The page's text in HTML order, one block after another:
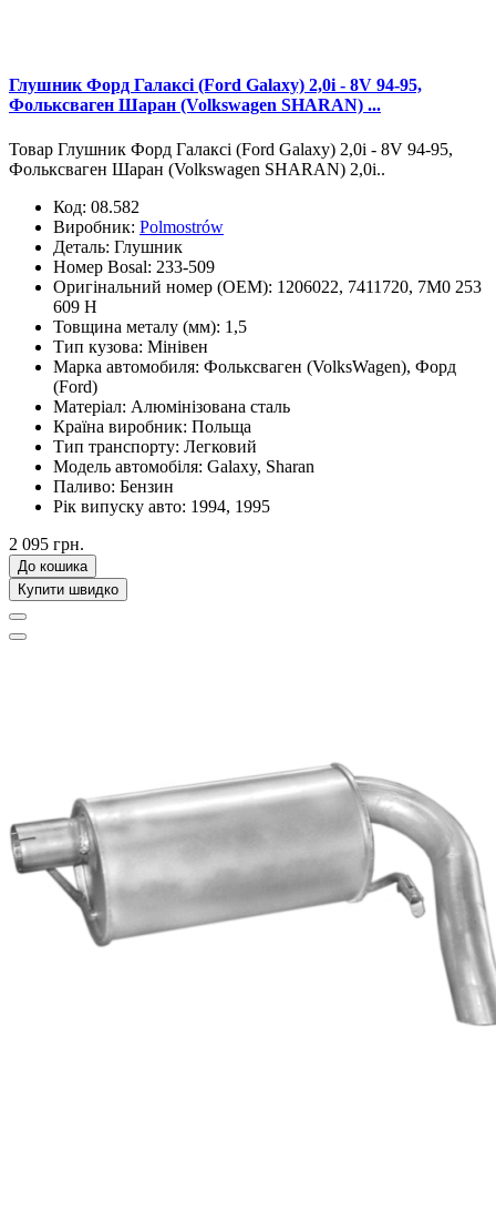
Глушник Форд Галаксі (Ford Galaxy) 2,0i - 8V 94-95,
Фольксваген Шаран (Volkswagen SHARAN) ...
Товар Глушник Форд Галаксі (Ford Galaxy) 2,0i - 8V 94-95,
Фольксваген Шаран (Volkswagen SHARAN) 2,0i..
Код: 08.582
Виробник: Polmostrów
Деталь: Глушник
Номер Bosal: 233-509
Оригінальний номер (OEM): 1206022, 7411720, 7M0 253
609 H
Товщина металу (мм): 1,5
Тип кузова: Мінівен
Марка автомобиля: Фольксваген (VolksWagen), Форд
(Ford)
Матеріал: Алюмінізована сталь
Країна виробник: Польща
Тип транспорту: Легковий
Модель автомобіля: Galaxy, Sharan
Паливо: Бензин
Рік випуску авто: 1994, 1995
2 095 грн.
До кошика
Купити швидко